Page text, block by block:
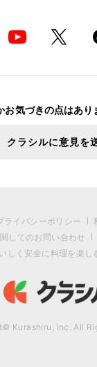
お気づきの点はあり
クラシルに意見を
ライバシーポリシー
してのお問い合わせ
しく安全に料理を楽し
Kurashiru, Inc. All